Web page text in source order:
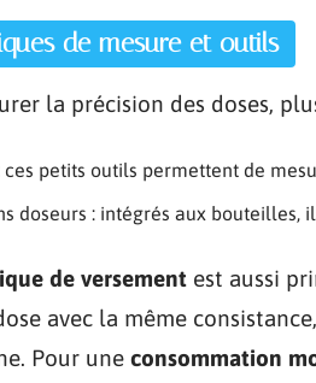
de mesure et outils
la précision des doses,
ces petits outils permettent de
doseurs : intégrés aux
de versement est aussi
avec la même
Pour une consommation